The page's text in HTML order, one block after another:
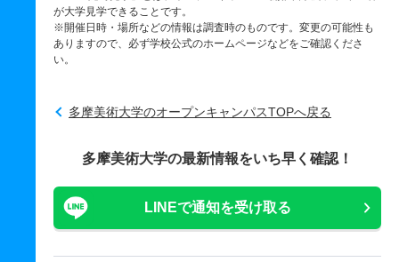
が大学見学できることです。
※開催日時・場所などの情報は調査時のものです。変更の可能性も
ありますので、必ず学校公式のホームページなどをご確認くださ
い。
多摩美術大学のオープンキャンパスTOPへ戻る
多摩美術大学の最新情報をいち早く確認！
LINEで通知を受け取る